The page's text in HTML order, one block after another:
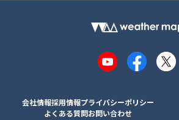
YouTubeFacebook
X
会社情報採用情報プライバシーポリシー
よくある質問お問い合わせ